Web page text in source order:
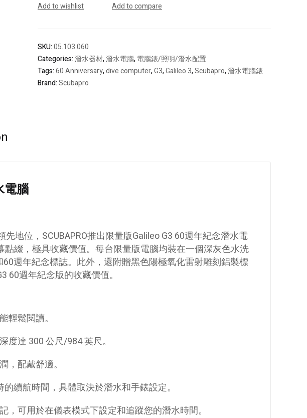
Computer
限
量
版
電
Add to wishlist Add to compare
SKU:05.103.060
Categories:潛水器材,潛水電腦,電腦錶/照明/潛水配置
Tags:60 Anniversary,dive computer,G3,Galileo 3,Scubapro,潛水電腦錶
Brand:Scubapro
電腦
地位，SCUBAPRO推出限量版Galileo G3 60週年紀念潛水電
綴，極具收藏價值。每台限量版電腦均裝在一個深灰色水洗
60週年紀念標誌。此外，還附贈黑色陽極氧化雷射雕刻鋁製標
60週年紀念版的收藏價值。
輕鬆閱讀。
達 300 公尺/984 英尺。
，配戴舒適。
續航時間，具體取決於潛水和手錶設定。
可用於在儀表模式下設定和追蹤您的潛水時間。